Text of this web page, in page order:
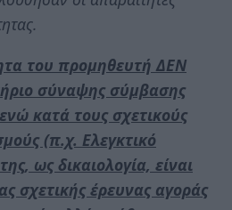
του προμηθευτή ΔΕΝ
σύναψης σύμβασης
κατά τους σχετικούς
(π.χ. Ελεγκτικό
ως δικαιολογία, είναι
σχετικής έρευνας αγοράς